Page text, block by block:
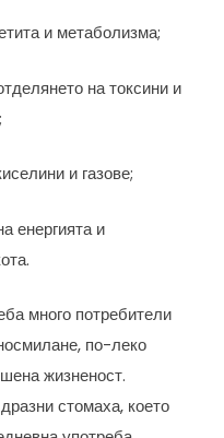
и метаболизма;
на токсини и
и газове;
енергията и
много потребители
по-леко
жизненост.
стомаха, което